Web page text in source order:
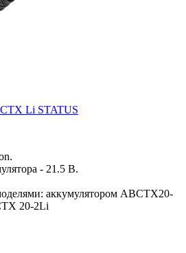
Li STATUS
- 21.5 В.
аккумулятором ABCTX20-
20-2Li